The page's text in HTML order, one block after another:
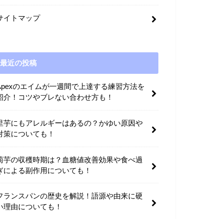
イトマップ
最近の投稿
のエイムが一週間で上達する練習方法を
介！コツやブレない合わせ方も！
芋にもアレルギーはあるの？かゆい原因や
策についても！
芋の収穫時期は？血糖値改善効果や食べ過
による副作用についても！
ランスパンの歴史を解説！語源や由来に硬
理由についても！